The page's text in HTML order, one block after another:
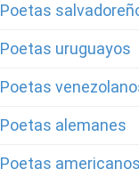
Poetas
Poetas uruguayos
Poetas
Poetas alemanes
Poetas americanos